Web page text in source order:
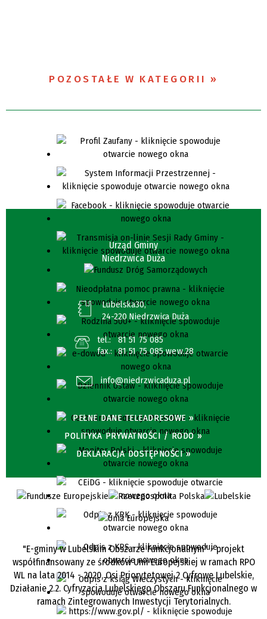
POZOSTAŁE W KATEGORII
Urząd Gminy
Niedrzwica Duża
Lubelska30,
24-220 Niedrzwica Duża
tel.:
81 51 75 085
fax.:
81 51 75 085 wew.28
info@niedrzwicaduza.pl
PEŁNE DANE TELEADRESOWE »
POLITYKA PRYWATNOŚCI / RODO »
DEKLARACJA DOSTĘPNOŚCI »
"E-gminy w Lubelskim Obszarze Funkcjonalnym" - projekt
współfinansowany ze środków Unii Europejskiej w ramach RPO
WL na lata 2014 - 2020, Osi Priorytetowej 2 Cyfrowe Lubelskie,
Działanie 2.2. Cyfryzacja Lubelskiego Obszaru Funkcjonalnego w
ramach Zintegrowanych Inwestycji Terytorialnych.